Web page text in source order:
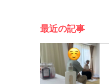
最近の記事